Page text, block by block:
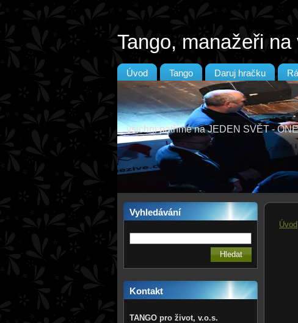
Tango, manažeři
Úvod Tango Daruj hračku
všichni patříme na JEDEN SVĚT -
Vyhledávání
Kontakt
TANGO pro život, v.o.s.
Úvod